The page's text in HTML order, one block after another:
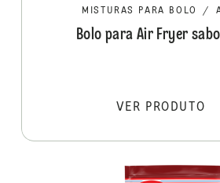
MISTURAS PARA BOLO /
Bolo para Air Fryer
VER PRODUTO